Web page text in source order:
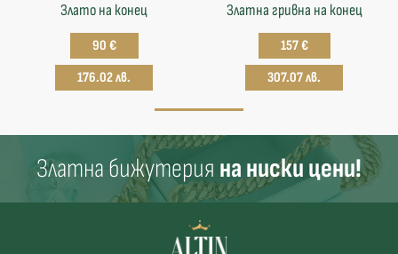
Злато на конец
90 €
176.02 лв.
Златна гривна на конец
157 €
307.07 лв.
Златна бижутерия на ниски цени!